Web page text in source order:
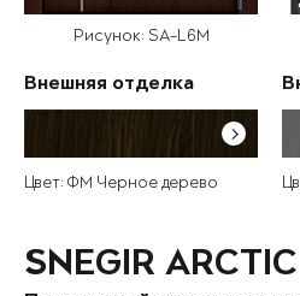
Рисунок: SA-L6M
Внешняя отделка
Цвет: ФМ Черное дерево
SNEGIR